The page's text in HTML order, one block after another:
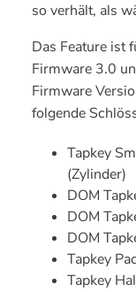
so verhält, als
Das Feature ist
Firmware 3.0
Firmware
folgende
Tapkey
(Zylinder)
DOM
DOM
DOM
Tapkey
Tapkey